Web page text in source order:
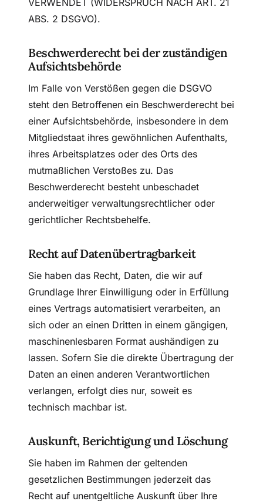
VERWENDET (WIDERSPRUCH NACH ART. 21
ABS. 2 DSGVO).
Beschwerde­recht bei der zuständigen
Aufsichts­behörde
Im Falle von Verstößen gegen die DSGVO
steht den Betroffenen ein Beschwerderecht bei
einer Aufsichtsbehörde, insbesondere in dem
Mitgliedstaat ihres gewöhnlichen Aufenthalts,
ihres Arbeitsplatzes oder des Orts des
mutmaßlichen Verstoßes zu. Das
Beschwerderecht besteht unbeschadet
anderweitiger verwaltungsrechtlicher oder
gerichtlicher Rechtsbehelfe.
Recht auf Daten­übertrag­barkeit
Sie haben das Recht, Daten, die wir auf
Grundlage Ihrer Einwilligung oder in Erfüllung
eines Vertrags automatisiert verarbeiten, an
sich oder an einen Dritten in einem gängigen,
maschinenlesbaren Format aushändigen zu
lassen. Sofern Sie die direkte Übertragung der
Daten an einen anderen Verantwortlichen
verlangen, erfolgt dies nur, soweit es
technisch machbar ist.
Auskunft, Berichtigung und Löschung
Sie haben im Rahmen der geltenden
gesetzlichen Bestimmungen jederzeit das
Recht auf unentgeltliche Auskunft über Ihre